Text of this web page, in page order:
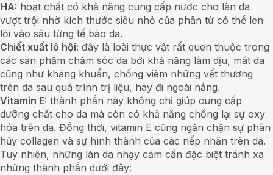
HA: hoạt chất có khả năng cung cấp nước cho làn da
vượt trội nhờ kích thước siêu nhỏ của phân tử có thể len
lỏi vào sâu từng tế bào da.
Chiết xuất lô hội: đây là loài thực vật rất quen thuộc trong
các sản phẩm chăm sóc da bởi khả năng làm dịu, mát da
cũng như kháng khuẩn, chống viêm những vết thương
trên da sau quá trình trị liệu, hay đi ngoài nắng.
Vitamin E: thành phần này không chỉ giúp cung cấp
dưỡng chất cho da mà còn có khả năng chống lại sự oxy
hóa trên da. Đồng thời, vitamin E cũng ngăn chặn sự phân
hủy collagen và sự hình thành của các nếp nhăn trên da.
Tuy nhiên, những làn da nhạy cảm cần đặc biệt tránh xa
những thành phần dưới đây: